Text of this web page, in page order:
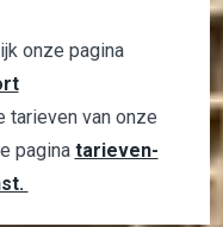
onze pagina
tarieven van onze
pagina tarieven-